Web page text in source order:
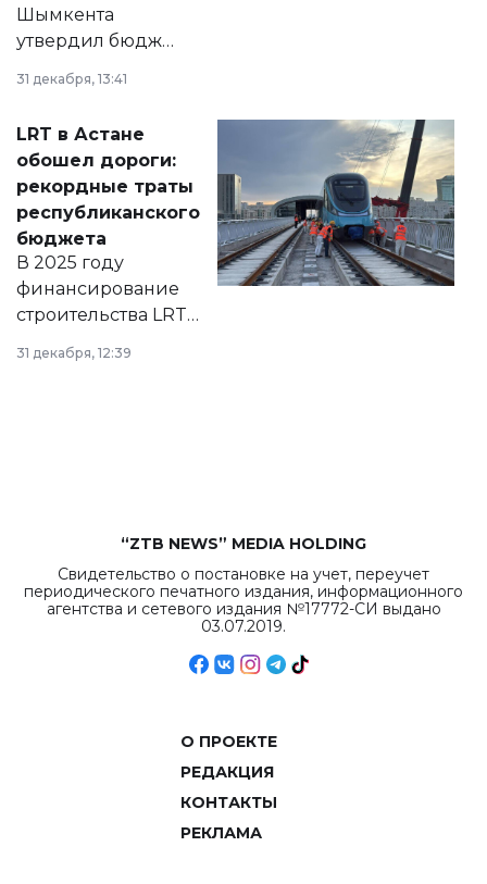
Шымкента
утвердил бюджет
города на 2026–
2028 годы.
документ
появился в базе
нормативных
правовых актов и
на сайте маслихат
города.
31 декабря, 13:41
LRT в Астане
обошел дороги:
рекордные траты
республиканского
бюджета
В 2025 году
финансирование
строительства LRT
в Астане из
республиканского
31 декабря, 12:39
“ZTB NEWS” MEDIA HOLDING
Свидетельство о постановке на учет, переучет
периодического печатного издания, информационного
агентства и сетевого издания №17772-СИ выдано
03.07.2019.
О ПРОЕКТЕ
РЕДАКЦИЯ
КОНТАКТЫ
РЕКЛАМА